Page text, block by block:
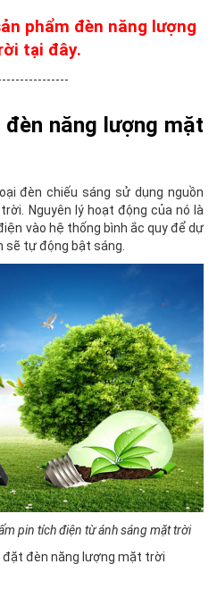
phẩm đèn năng lượng
tại đây.
năng lượng mặt
đèn chiếu sáng sử dụng nguồn
Nguyên lý hoạt động của nó là
vào hệ thống bình ắc quy để dự
tự động bật sáng.
pin tích điện từ ánh sáng mặt trời
đặt đèn năng lượng mặt trời